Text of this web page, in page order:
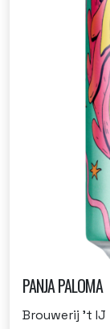
PANJA PALOMA
Brouwerij 't IJ